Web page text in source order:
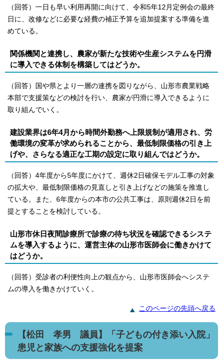
（回答）一日も早い利用再開に向けて、令和5年12月定例会の最終
日に、改修などに必要な経費の補正予算を追加提案する準備を進
めている。
関係機関と連携し、農家が新たな技術や生産システムを円滑
に導入できる体制を構築してはどうか。
（回答）国や県とより一層の連携を図りながら、山形市農業戦略
本部で支援策などの検討を行い、農家が円滑に導入できるように
取り組んでいく。
建設業界は6年4月から時間外勤務へ上限規制が適用され、労
働環境の変革が求められることから、最低制限価格の引き上
げや、さらなる適正な工期の設定に取り組んではどうか。
（回答）4年度から5年度にかけて、週休2日確保モデル工事の対象
の拡大や、最低制限価格の見直しと引き上げなどの施策を推進し
ている。また、6年度からの本市の公共工事は、原則週休2日を前
提とすることを検討している。
山形市休日夜間診療所で診療の待ち状況を確認できるシステ
ムを導入するように、運営主体の山形市医師会に働きかけて
はどうか。
（回答）受診者の利便性向上の観点から、山形市医師会へシステ
ムの導入を働きかけていく。
このページの先頭へ戻る
【松田 孝男 議員】「子どもの付き添い入院」
患児と家族への支援強化を提案